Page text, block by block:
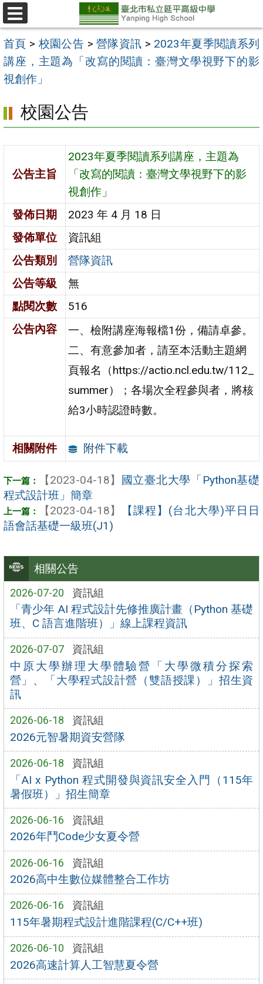
跳
至
主
要
內
選
單
首頁 > 校園公告 > 營隊資訊 > 2023年夏季閱讀系列
講座，主題為「改寫的閱讀：臺灣文學視野下的影
視創作」
相關公告
2026-07-20 資訊組
「青少年 AI 程式設計先修推廣計畫（Python 基礎
班、C 語言進階班）」線上課程資訊
2026-07-07 資訊組
中原大學辦理大學體驗營「大學微積分探索
營」、「大學程式設計營（雙語授課）」招生資
訊
2026-06-18 資訊組
2026元智暑期資安營隊
2026-06-18 資訊組
「AI x Python 程式開發與資訊安全入門（115年
暑假班）」招生簡章
2026-06-16 資訊組
2026年鬥Code少女夏令營
2026-06-16 資訊組
2026高中生數位媒體整合工作坊
2026-06-16 資訊組
115年暑期程式設計進階課程(C/C++班)
2026-06-10 資訊組
2026高速計算人工智慧夏令營
校園公告
公告主旨
2023年夏季閱讀系列講座，主題為
「改寫的閱讀：臺灣文學視野下的影
視創作」
發佈日期
2023 年 4 月 18 日
發佈單位
資訊組
公告類別
營隊資訊
公告等級
無
點閱次數
516
公告內容
一、檢附講座海報檔1份，備請卓參。
二、有意參加者，請至本活動主題網
頁報名（https://actio.ncl.edu.tw/112_
summer）；各場次全程參與者，將核
給3小時認證時數。
相關附件 附件下載
【2023-04-18】 國立臺北大學「Python基礎
程式設計班」簡章
【2023-04-18】
【課程】(台北大學)平日日
語會話基礎一級班(J1)